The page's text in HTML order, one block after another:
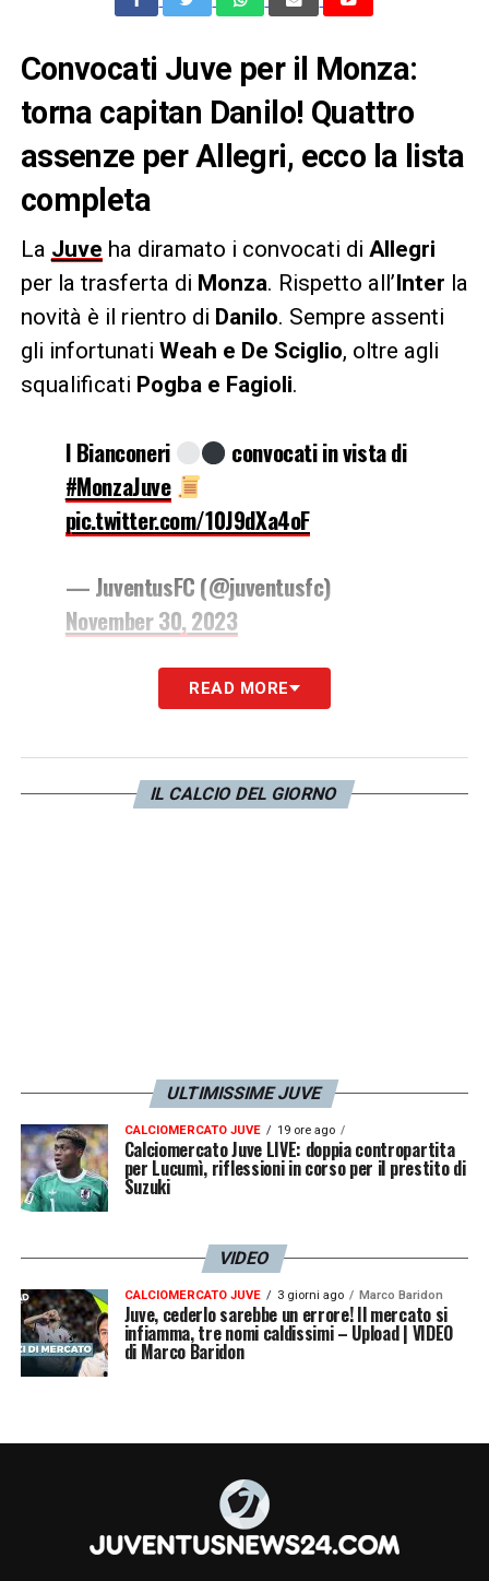
Convocati Juve per il Monza:
torna capitan Danilo! Quattro
assenze per Allegri, ecco la lista
completa
La Juve ha diramato i convocati di Allegri
per la trasferta di Monza. Rispetto all’Inter la
novità è il rientro di Danilo. Sempre assenti
gli infortunati Weah e De Sciglio, oltre agli
squalificati Pogba e Fagioli.
I Bianconeri
convocati in vista di
#MonzaJuve
pic.twitter.com/10J9dXa4oF
— JuventusFC (@juventusfc)
November 30, 2023
Questo l’elenco completo pubblicato dalla
LA PLAYLIST DELLE NOSTRE TOP NEWS
READ MORE
IL CALCIO DEL GIORNO
ULTIMISSIME JUVE
CALCIOMERCATO JUVE 19 ore ago
Calciomercato Juve LIVE: doppia contropartita
per Lucumì, riflessioni in corso per il prestito di
Suzuki
VIDEO
CALCIOMERCATO JUVE 3 giorni ago Marco Baridon
Juve, cederlo sarebbe un errore! Il mercato si
infiamma, tre nomi caldissimi – Upload | VIDEO
di Marco Baridon